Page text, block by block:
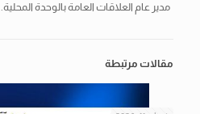
مدير عام العلاقات العامة بالوحدة المحلية.
مقالات مرتبطة